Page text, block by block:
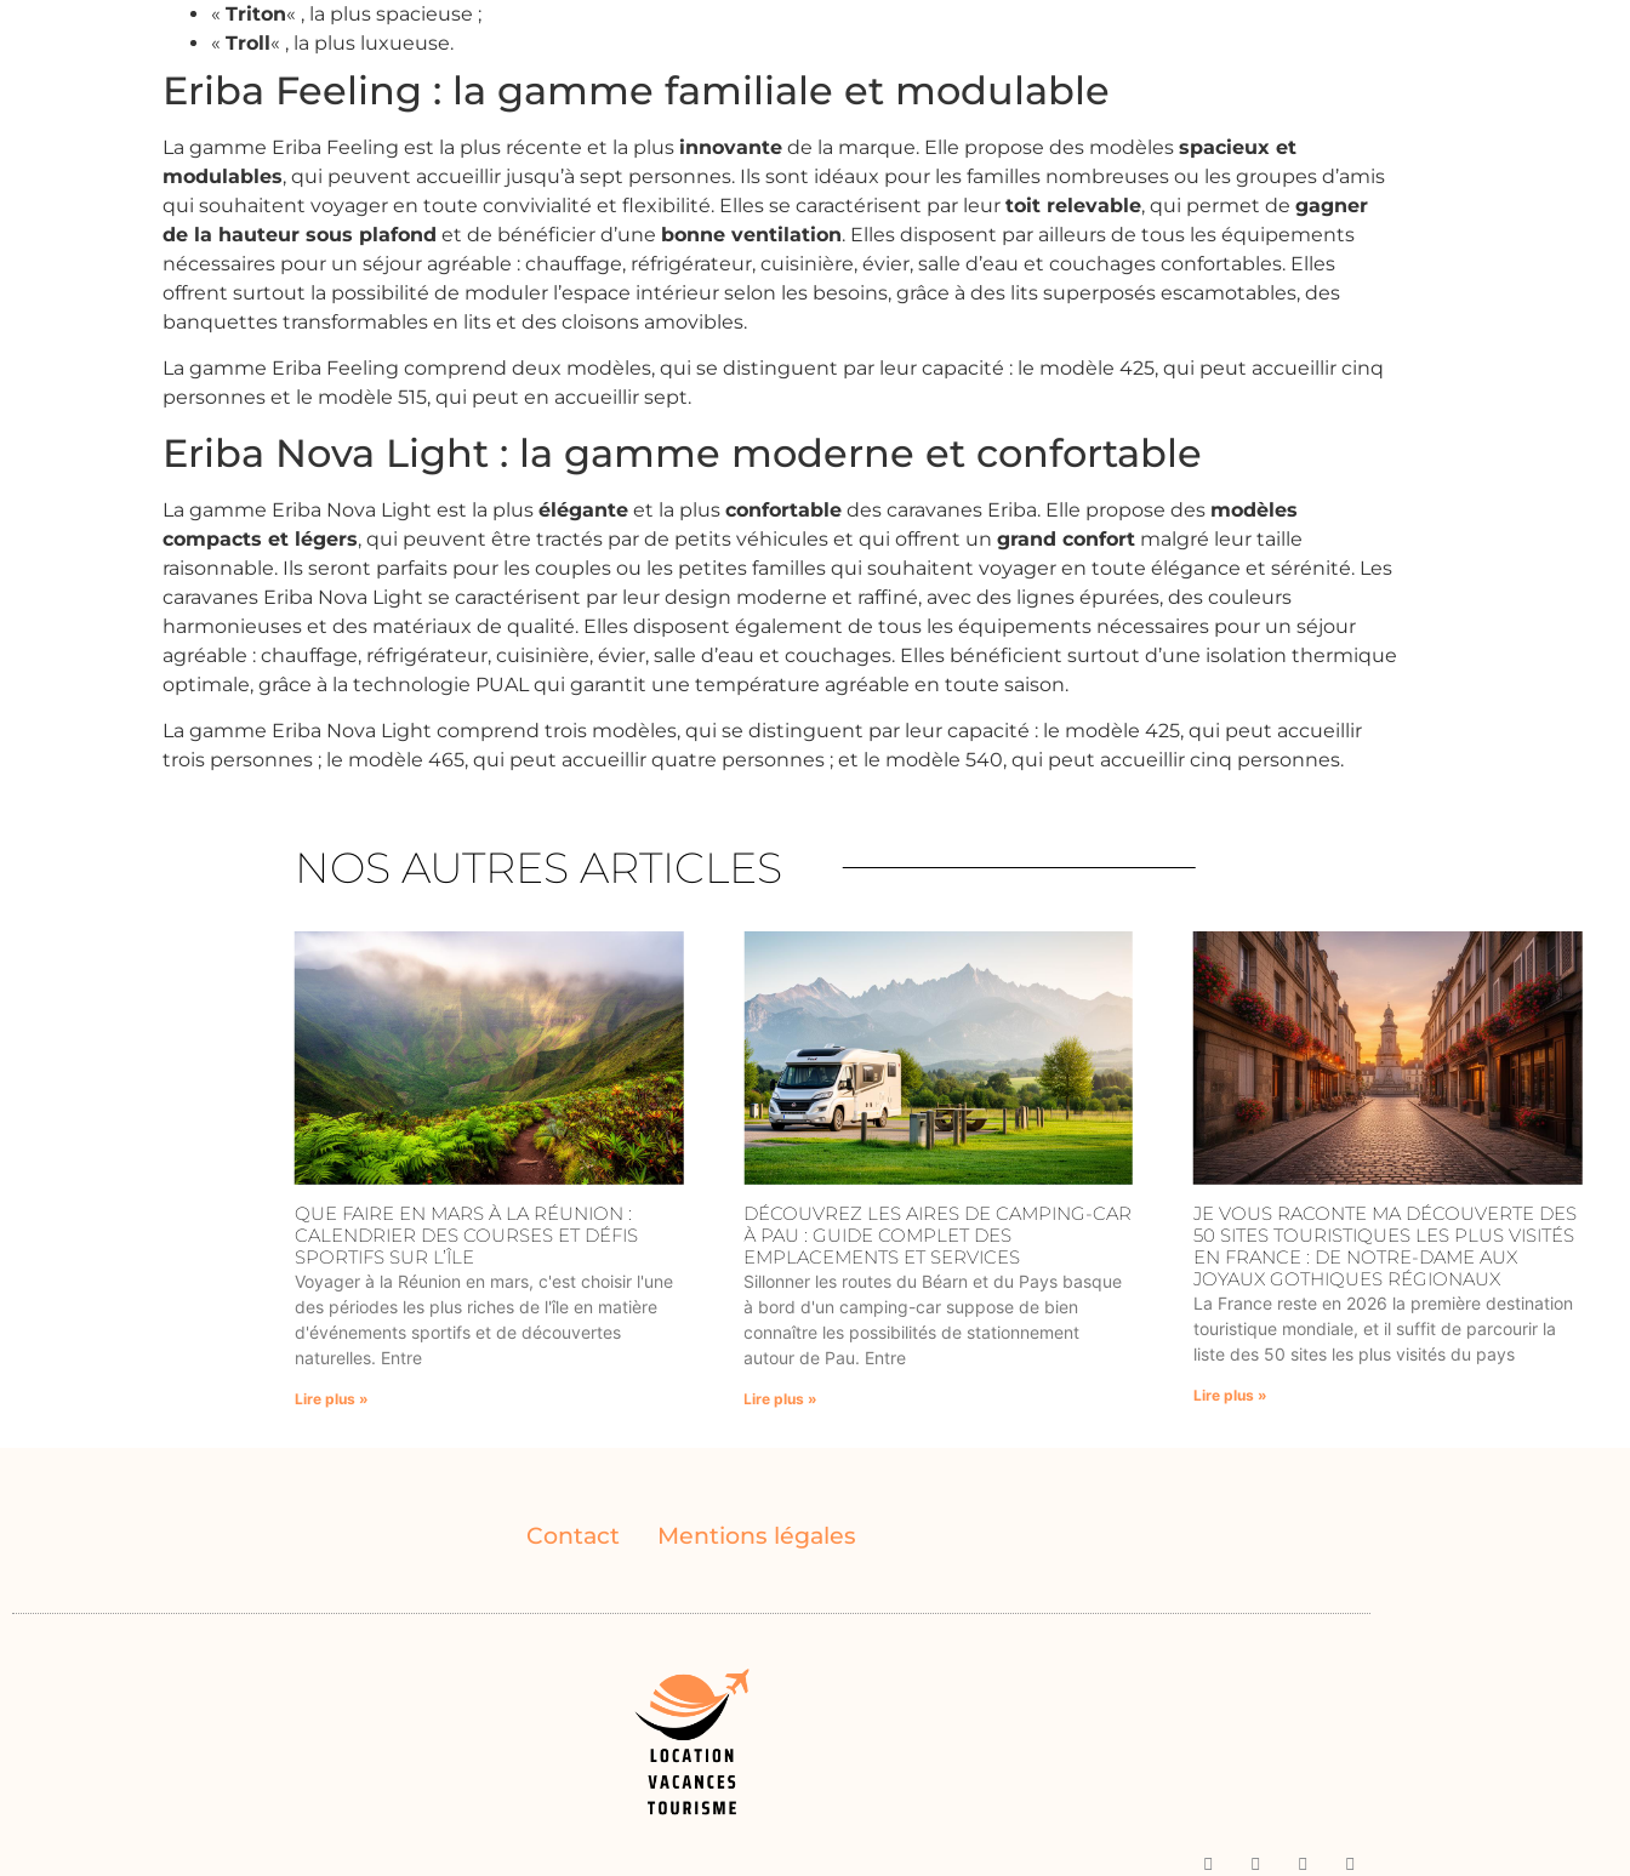
«Triton« , la plus spacieuse ;
«Troll« , la plus luxueuse.
Eriba Feeling : la gamme familiale et modulable
La gamme Eriba Feeling est la plus récente et la plus innovante de la marque. Elle propose des modèlesspacieux et
modulables, qui peuvent accueillir jusqu’à sept personnes. Ils sont idéaux pour les familles nombreuses ou les groupes d’amis
qui souhaitent voyager en toute convivialité et flexibilité. Elles se caractérisent par leurtoit relevable, qui permet degagner
de la hauteur sous plafond et de bénéficier d’une bonne ventilation. Elles disposent par ailleurs de tous les équipements
nécessaires pour un séjour agréable : chauffage, réfrigérateur, cuisinière, évier, salle d’eau et couchages confortables. Elles
offrent surtout la possibilité de moduler l’espace intérieur selon les besoins, grâce à des lits superposés escamotables, des
banquettes transformables en lits et des cloisons amovibles.
La gamme Eriba Feeling comprend deux modèles, qui se distinguent par leur capacité : le modèle 425, qui peut accueillir cinq
personnes et le modèle 515, qui peut en accueillir sept.
Eriba Nova Light : la gamme moderne et confortable
La gamme Eriba Nova Light est la plusélégante et la plusconfortable des caravanes Eriba. Elle propose des modèles
compacts et légers, qui peuvent être tractés par de petits véhicules et qui offrent ungrand confort malgré leur taille
raisonnable. Ils seront parfaits pour les couples ou les petites familles qui souhaitent voyager en toute élégance et sérénité. Les
caravanes Eriba Nova Light se caractérisent par leur design moderne et raffiné, avec des lignes épurées, des couleurs
harmonieuses et des matériaux de qualité. Elles disposent également de tous les équipements nécessaires pour un séjour
agréable : chauffage, réfrigérateur, cuisinière, évier, salle d’eau et couchages. Elles bénéficient surtout d’une isolation thermique
optimale, grâce à la technologie PUAL qui garantit une température agréable en toute saison.
La gamme Eriba Nova Light comprend trois modèles, qui se distinguent par leur capacité : le modèle 425, qui peut accueillir
trois personnes ; le modèle 465, qui peut accueillir quatre personnes ; et le modèle 540, qui peut accueillir cinq personnes.
NOS AUTRES ARTICLES
QUE FAIRE EN MARS À LA RÉUNION :
CALENDRIER DES COURSES ET DÉFIS
SPORTIFS SUR L’ÎLE
Voyager à la Réunion en mars, c'est choisir l'une
des périodes les plus riches de l'île en matière
d'événements sportifs et de découvertes
naturelles. Entre
Lire plus »
DÉCOUVREZ LES AIRES DE CAMPING-CAR
À PAU : GUIDE COMPLET DES
EMPLACEMENTS ET SERVICES
Sillonner les routes du Béarn et du Pays basque
à bord d'un camping-car suppose de bien
connaître les possibilités de stationnement
autour de Pau. Entre
Lire plus »
JE VOUS RACONTE MA DÉCOUVERTE DES
50 SITES TOURISTIQUES LES PLUS VISITÉS
EN FRANCE : DE NOTRE-DAME AUX
JOYAUX GOTHIQUES RÉGIONAUX
La France reste en 2026 la première destination
touristique mondiale, et il suffit de parcourir la
liste des 50 sites les plus visités du pays
Lire plus »
Contact Mentions légales